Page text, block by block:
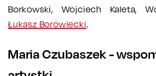
Borkowski, Wojciech Kaleta,
Łukasz Borowiecki.
Maria Czubaszek -